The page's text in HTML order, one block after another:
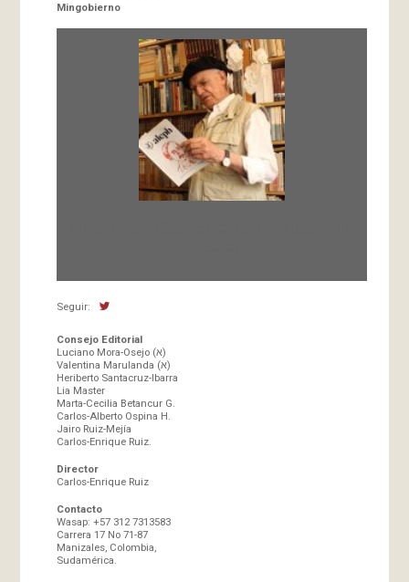
Mingobierno
Seguir:
Consejo Editorial
Luciano Mora-Osejo (א)
Valentina Marulanda (א)
Heriberto Santacruz-Ibarra
Lia Master
Marta-Cecilia Betancur G.
Carlos-Alberto Ospina H.
Jairo Ruiz-Mejía
Carlos-Enrique Ruiz.
Director
Carlos-Enrique Ruiz
Contacto
Wasap: +57 312 7313583
Carrera 17 No 71-87
Manizales, Colombia,
Sudamérica.